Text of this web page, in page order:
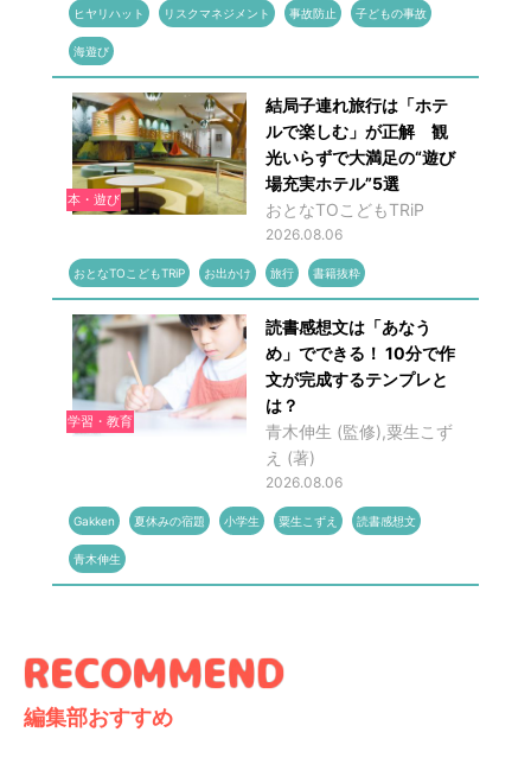
ヒヤリハット リスクマネジメント 事故防止 子どもの事故
海遊び
本・遊び
結局子連れ旅行は「ホテ
ルで楽しむ」が正解 観
光いらずで大満足の“遊び
場充実ホテル”5選
おとなTOこどもTRiP
2026.08.06
おとなTOこどもTRiP お出かけ 旅行 書籍抜粋
学習・教育
読書感想文は「あなう
め」でできる！ 10分で作
文が完成するテンプレと
は？
青木伸生 (監修),粟生こず
え (著)
2026.08.06
Gakken 夏休みの宿題 小学生 粟生こずえ 読書感想文
青木伸生
編集部おすすめ